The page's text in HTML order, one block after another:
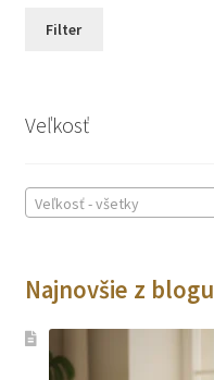
Filter
Veľkosť
Veľkosť - všetky
Najnovšie z blogu